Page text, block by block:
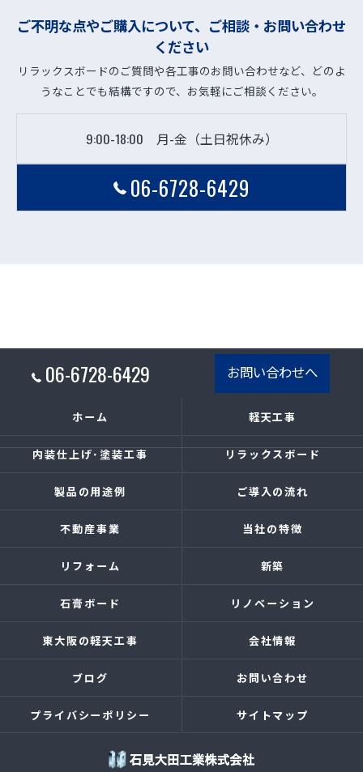
ご不明な点やご購入について、ご相談・お問い合わせ
ください
リラックスボードのご質問や各工事のお問い合わせなど、どのよ
うなことでも結構ですので、お気軽にご相談ください。
9:00-18:00 月-金（土日祝休み）
06-6728-6429
06-6728-6429 お問い合わせへ
ホーム 軽天工事
内装仕上げ･塗装工事 リラックスボード
製品の用途例 ご導入の流れ
不動産事業 当社の特徴
リフォーム 新築
石膏ボード リノベーション
東大阪の軽天工事 会社情報
ブログ お問い合わせ
プライバシーポリシー サイトマップ